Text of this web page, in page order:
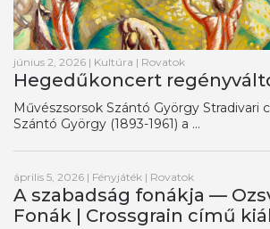
június 2, 2026 | Kultúra | Rovatok
Hegedűkoncert
Művészsorsok Szántó György Stradivari
Szántó György (1893-1961) a ...
április 5, 2026 | Fényjáték | Rovatok
A szabadság fonákja —
Fonák | Crossgrain című